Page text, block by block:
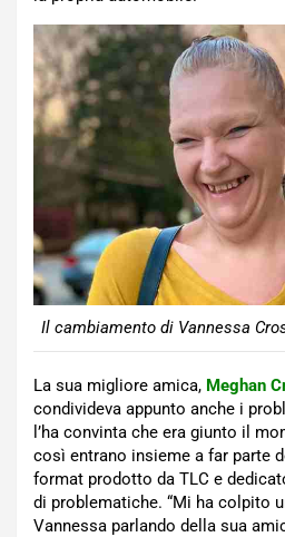
Il cambiamento di Vannessa
La sua migliore amica, Meghan
condivideva appunto anche i
l’ha convinta che era giunto il
così entrano insieme a far parte
format prodotto da TLC e
di problematiche. “Mi ha colpito
Vannessa parlando della sua